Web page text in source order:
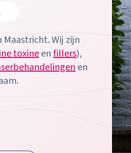
Wij zijn
toxineenfillers),
en